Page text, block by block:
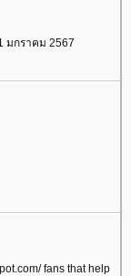
มกราคม 2567
fans that help